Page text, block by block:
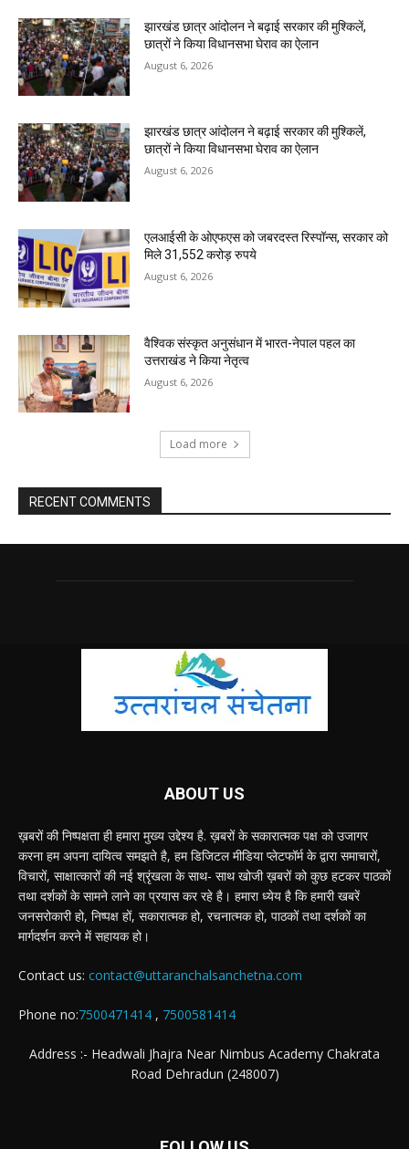
झारखंड छात्र आंदोलन ने बढ़ाई सरकार की मुश्किलें,
छात्रों ने किया विधानसभा घेराव का ऐलान
August 6, 2026
झारखंड छात्र आंदोलन ने बढ़ाई सरकार की मुश्किलें,
छात्रों ने किया विधानसभा घेराव का ऐलान
August 6, 2026
एलआईसी के ओएफएस को जबरदस्त रिस्पॉन्स, सरकार को
मिले 31,552 करोड़ रुपये
August 6, 2026
वैश्विक संस्कृत अनुसंधान में भारत-नेपाल पहल का
उत्तराखंड ने किया नेतृत्व
August 6, 2026
Load more
RECENT COMMENTS
ABOUT US
ख़बरों की निष्पक्षता ही हमारा मुख्य उद्देश्य है. ख़बरों के सकारात्मक पक्ष को उजागर
करना हम अपना दायित्व समझते है, हम डिजिटल मीडिया प्लेटफॉर्म के द्वारा समाचारों,
विचारों, साक्षात्कारों की नई श्रृंखला के साथ- साथ खोजी ख़बरों को कुछ हटकर पाठकों
तथा दर्शकों के सामने लाने का प्रयास कर रहे है। हमारा ध्येय है कि हमारी खबरें
जनसरोकारी हो, निष्पक्ष हों, सकारात्मक हो, रचनात्मक हो, पाठकों तथा दर्शकों का
मार्गदर्शन करने में सहायक हो।
Contact us: contact@uttaranchalsanchetna.com
Phone no:7500471414 , 7500581414
Address :- Headwali Jhajra Near Nimbus Academy Chakrata
Road Dehradun (248007)